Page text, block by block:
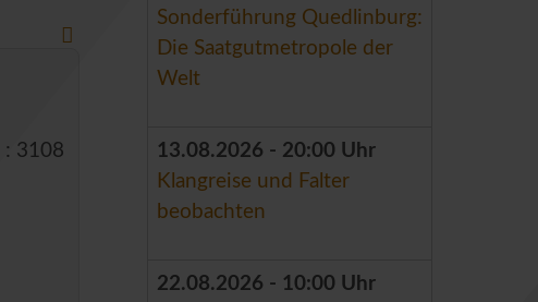
: 3108
Sonderführung Quedlinburg:
Die Saatgutmetropole der
Welt
13.08.2026 - 20:00 Uhr
Klangreise und Falter
beobachten
22.08.2026 - 10:00 Uhr